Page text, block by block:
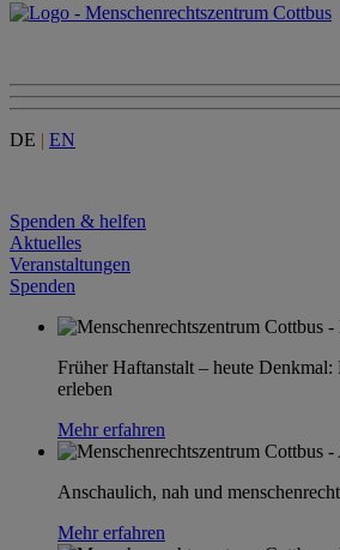
DE | EN
Spenden & helfen
Aktuelles
Veranstaltungen
Spenden
Früher Haftanstalt – heute
erleben
Mehr erfahren
Anschaulich, nah und
Mehr erfahren